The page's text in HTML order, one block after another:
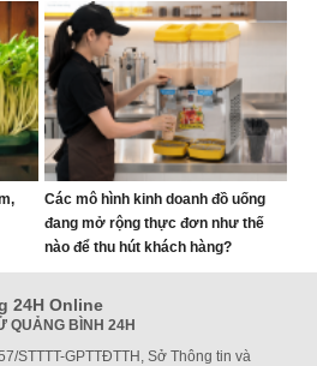
Các mô hình kinh doanh đồ uống
đang mở rộng thực đơn như thế
nào để thu hút khách hàng?
24H Online
QUẢNG BÌNH 24H
STTTT-GPTTĐTTH, Sở Thông tin và